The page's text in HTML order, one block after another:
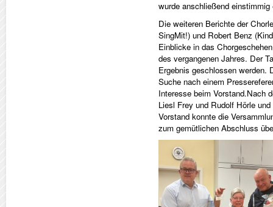
wurde anschließend
Die weiteren Berichte der
SingMit!) und Robert Benz
Einblicke in das
des vergangenen Jahres. Der
Ergebnis geschlossen werden.
Suche nach einem
Interesse beim Vorstand.Nach
Liesl Frey und Rudolf Hörle
Vorstand konnte die
zum gemütlichen Abschluss